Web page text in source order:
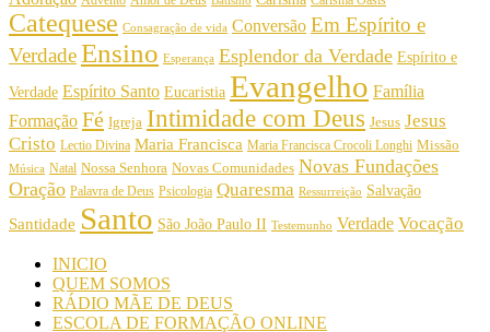
Catequese Consagração de vida Conversão Em Espírito e
VerdadeEnsino Esperança Esplendor da Verdade Espírito e
Verdade Espírito Santo Eucaristia Evangelho Família
Formação Fé Igreja Intimidade com Deus Jesus Jesus
Cristo Lectio Divina Maria Francisca Maria Francisca Crocoli Longhi Missão
Música Natal Nossa Senhora Novas Comunidades Novas Fundações
Oração Palavra de Deus Psicologia Quaresma Ressurreição Salvação
Santidade Santo São João Paulo II Testemunho Verdade Vocação
INICIO
QUEM SOMOS
RÁDIO MÃE DE DEUS
ESCOLA DE FORMAÇÃO ONLINE